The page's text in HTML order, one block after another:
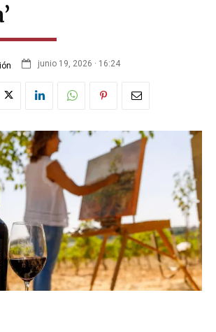
junio 19, 2026 · 16:24